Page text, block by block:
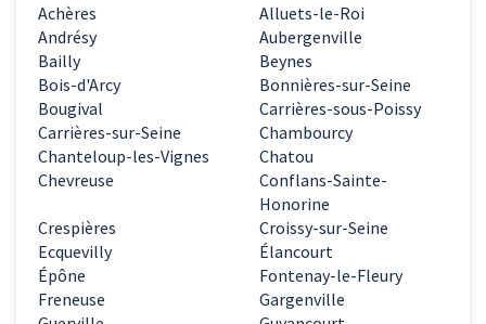
Achères
Alluets-le-Roi
Andrésy
Aubergenville
Bailly
Beynes
Bois-d'Arcy
Bonnières-sur-Seine
Bougival
Carrières-sous-Poissy
Carrières-sur-Seine
Chambourcy
Chanteloup-les-Vignes
Chatou
Chevreuse
Conflans-Sainte-
Honorine
Crespières
Croissy-sur-Seine
Ecquevilly
Élancourt
Épône
Fontenay-le-Fleury
Freneuse
Gargenville